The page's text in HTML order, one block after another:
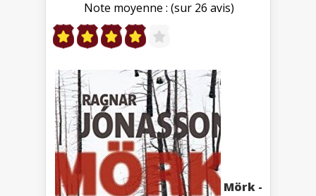
Note moyenne : (sur 26 avis)
Mörk -